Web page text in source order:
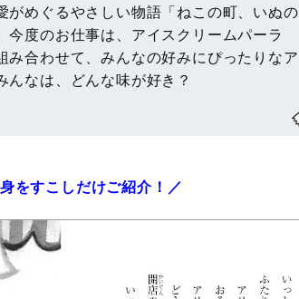
がめぐるやさしい物語「ねこの町、いぬの
今度のお仕事は、アイスクリームパーラ
み合わせて、みんなの好みにぴったりなア
なは、どんな味が好き？
をすこしだけご紹介！／